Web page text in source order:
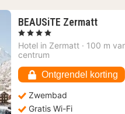
BEAUSiTE Zermatt1
vanaf
, 4 Sterren
Hotel in Zermatt · 100 m
centrum
Ontgrendel korting
Zwembad
Gratis Wi-Fi